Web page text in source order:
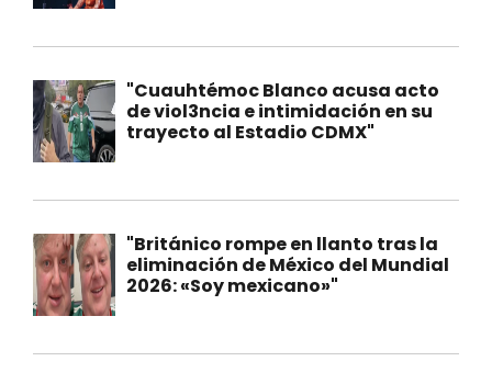
"Cuauhtémoc Blanco acusa acto
de viol3ncia e intimidación en su
trayecto al Estadio CDMX"
"Británico rompe en llanto tras la
eliminación de México del Mundial
2026: «Soy mexicano»"